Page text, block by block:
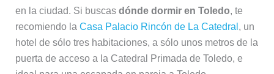
en la ciudad. Si buscas dónde dormir en Toledo, te
recomiendo la Casa Palacio Rincón de La Catedral , un
hotel de sólo tres habitaciones, a sólo unos metros de la
puerta de acceso a la Catedral Primada de Toledo, e